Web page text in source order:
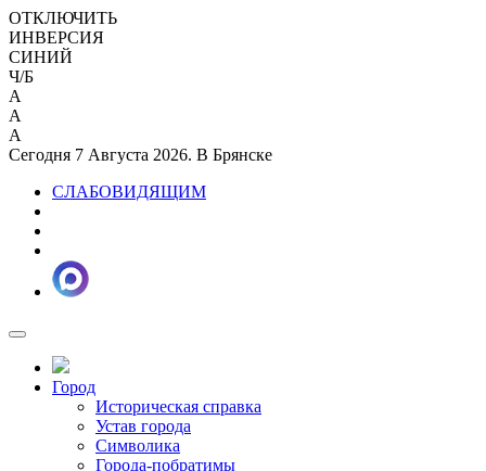
ОТКЛЮЧИТЬ
ИНВЕРСИЯ
СИНИЙ
Ч/Б
A
A
A
Сегодня 7 Августа 2026. В Брянске
СЛАБОВИДЯЩИМ
Город
Историческая справка
Устав города
Символика
Города-побратимы